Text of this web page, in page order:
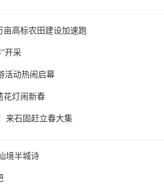
亩高标农田建设加速跑
开采
活动热闹启幕
花灯闹新春
来石固赶立春大集
境半城诗